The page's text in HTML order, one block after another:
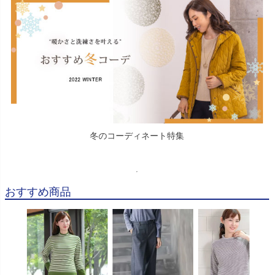
冬のコーディネート特集
おすすめ商品